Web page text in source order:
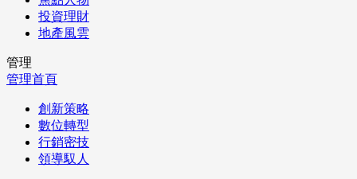
投資理財
地產風雲
管理
管理首頁
創新策略
數位轉型
行銷密技
領導馭人